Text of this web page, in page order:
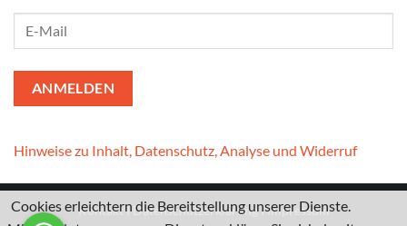
Hinweise zu Inhalt, Datenschutz, Analyse und Widerruf
KontaktI DatenschutzerklärungIImpressum
Cookies erleichtern die Bereitstellung unserer Dienste.